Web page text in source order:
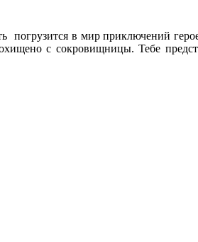
погрузится в мир приключений
с сокровищницы. Тебе